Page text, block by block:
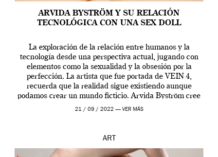
ARVIDA BYSTRÖM Y SU RELACIÓN
TECNOLÓGICA CON UNA SEX DOLL
La exploración de la relación entre humanos y la
tecnología desde una perspectiva actual, jugando con
elementos como la sexualidad y la obsesión por la
perfección. La artista que fue portada de VEIN 4,
recuerda que la realidad sigue existiendo aunque
podamos crear un mundo ficticio. Arvida Byström cree
que los humanos tienen un complejo […]
21 / 09 / 2022 — VER MÁS
ART